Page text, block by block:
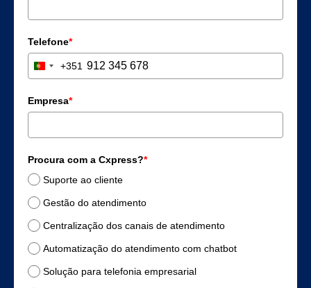
Telefone*
Portugal +351
+351
Empresa*
Procura com a Cxpress?*
Suporte ao cliente
Gestão do atendimento
Centralização dos canais de atendimento
Automatização do atendimento com chatbot
Solução para telefonia empresarial